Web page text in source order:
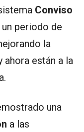
Conviso
periodo de
la
ahora están a la
una
a las